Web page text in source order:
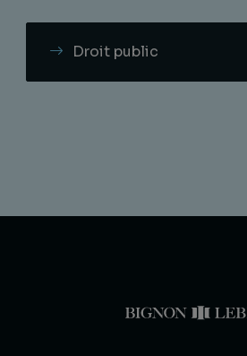
Droit public